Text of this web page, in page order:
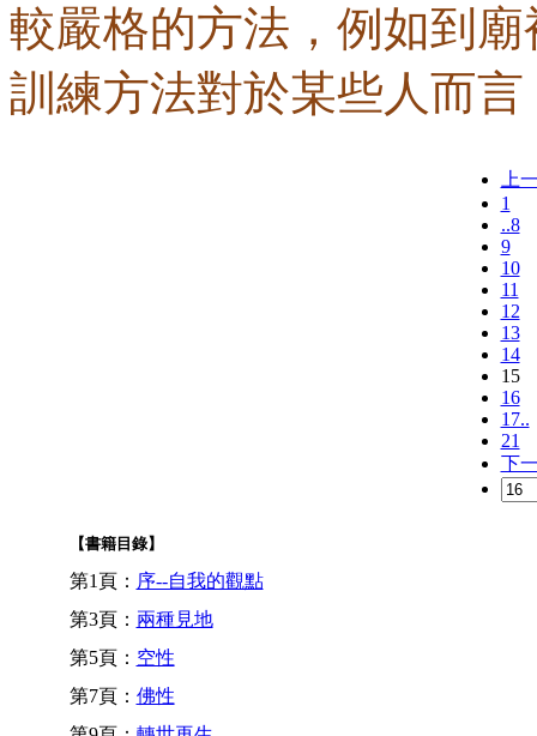
較嚴格的方法，例如到
訓練方法對於某些人而
上
1
..8
9
10
11
12
13
14
15
16
17..
21
下
【書籍目錄】
第1頁： 序--自我的觀點
第3頁： 兩種見地
第5頁： 空性
第7頁： 佛性